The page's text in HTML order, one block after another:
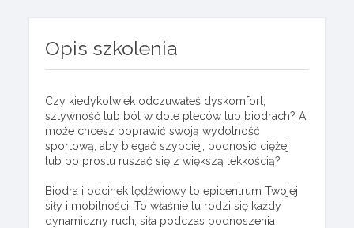
Opis szkolenia
Czy kiedykolwiek odczuwałeś dyskomfort,
sztywność lub ból w dole pleców lub biodrach? A
może chcesz poprawić swoją wydolność
sportową, aby biegać szybciej, podnosić ciężej
lub po prostu ruszać się z większą lekkością?
Biodra i odcinek lędźwiowy to epicentrum Twojej
siły i mobilności. To właśnie tu rodzi się każdy
dynamiczny ruch, siła podczas podnoszenia